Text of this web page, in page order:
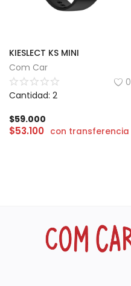
KIESLECT KS MINI
Com Car
0
Cantidad: 2
$59.000
$53.100 con transferencia